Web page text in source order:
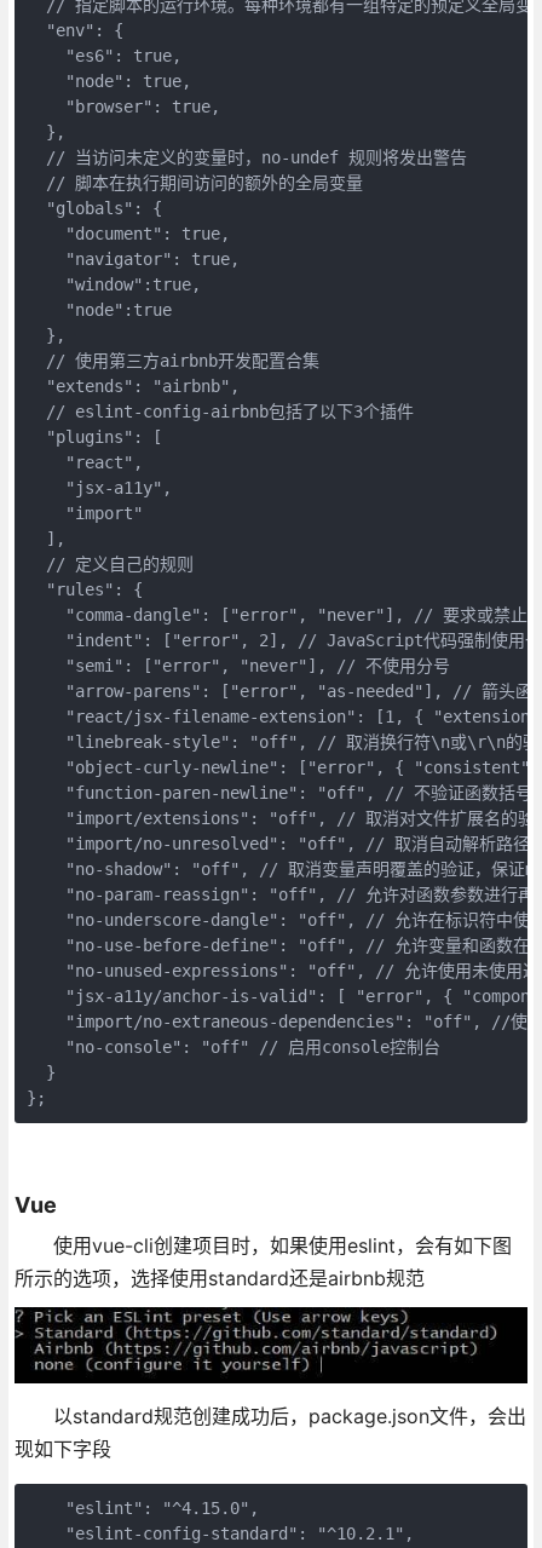
// 指定脚本的运行环境。每种环境都有一组特定的预定义全局变
  "env": {
    "es6": true,
    "node": true,
    "browser": true,
  },
  // 当访问未定义的变量时，no-undef 规则将发出警告
  // 脚本在执行期间访问的额外的全局变量
  "globals": {
    "document": true,
    "navigator": true,
    "window":true,
    "node":true
  },
  // 使用第三方airbnb开发配置合集
  "extends": "airbnb",
  // eslint-config-airbnb包括了以下3个插件
  "plugins": [
    "react",
    "jsx-a11y",
    "import"
  ],
  // 定义自己的规则
  "rules": {
"comma-dangle": ["error", "never"], // 要求或禁止末
"indent": ["error", 2], // JavaScript代码强制使用一
    "semi": ["error", "never"], // 不使用分号
"arrow-parens": ["error", "as-needed"], // 箭头函数
"react/jsx-filename-extension": [1, {
"linebreak-style": "off", // 取消换行符\n或\r\n的验
"object-curly-newline": ["error", { "consistent":
"function-paren-newline": "off", // 不验证函数括号
"import/extensions": "off", // 取消对文件扩展名的验
"import/no-unresolved": "off", // 取消自动解析路径
"no-shadow": "off", // 取消变量声明覆盖的验证，保证
"no-param-reassign": "off", // 允许对函数参数进行再
"no-underscore-dangle": "off", // 允许在标识符中使
"no-use-before-define": "off", // 允许变量和函数在
"no-unused-expressions": "off", // 允许使用未使用过
"jsx-a11y/anchor-is-valid": [ "error", {
"import/no-extraneous-dependencies": "off", //使
    "no-console": "off" // 启用console控制台
  }
};
Vue
使用vue-cli创建项目时，如果使用eslint，会有如下图
所示的选项，选择使用standard还是airbnb规范
以standard规范创建成功后，package.json文件，会出
现如下字段
    "eslint": "^4.15.0",
    "eslint-config-standard": "^10.2.1",